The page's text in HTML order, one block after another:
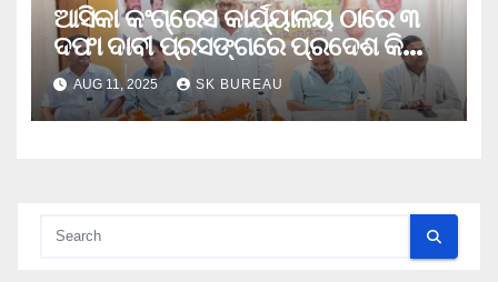
ଆସିକା କଂଗ୍ରେସ କାର୍ଯ୍ୟାଳୟ ଠାରେ ୩
ଦଫା ଦାବୀ ପ୍ରସଙ୍ଗରେ ପ୍ରଦେଶ କିଷାନ
କଂଗ୍ରେସ ରାଜ୍ୟ କିଷାନର ସାଙ୍ଗଠନିକ
ସଭା
AUG 11, 2025 SK BUREAU